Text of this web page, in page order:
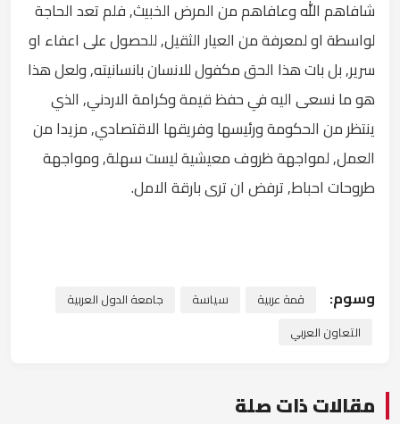
شافاهم الله وعافاهم من المرض الخبيث, فلم تعد الحاجة
لواسطة او لمعرفة من العيار الثقيل, للحصول على اعفاء او
سرير, بل بات هذا الحق مكفول للانسان بانسانيته, ولعل هذا
هو ما نسعى اليه في حفظ قيمة وكرامة الاردني, الذي
ينتظر من الحكومة ورئيسها وفريقها الاقتصادي, مزيدا من
العمل, لمواجهة ظروف معيشية ليست سهلة, ومواجهة
طروحات احباط, ترفض ان ترى بارقة الامل.
وسوم: قمة عربية سياسة
جامعة الدول العربية
التعاون العربي
مقالات ذات صلة